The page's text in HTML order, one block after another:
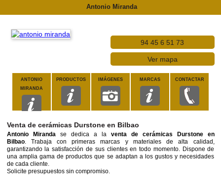
Antonio Miranda
94 45 6 51 73
Ver mapa
ANTONIO
MIRANDA
PRODUCTOS IMÁGENES MARCAS CONTACTAR
Venta de cerámicas Durstone en Bilbao
Antonio Miranda se dedica a la venta de cerámicas Durstone en
Bilbao. Trabaja con primeras marcas y materiales de alta calidad,
garantizando la satisfacción de sus clientes en todo momento. Dispone de
una amplia gama de productos que se adaptan a los gustos y necesidades
de cada cliente.
Solicite presupuestos sin compromiso.